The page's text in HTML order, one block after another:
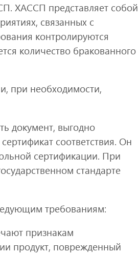
ХАССП представляет собой
связанных с
контролируются
количество бракованного
при необходимости,
документ, выгодно
соответствия. Он
сертификации. При
стандарте
требованиям:
признакам
продукт, поврежденный